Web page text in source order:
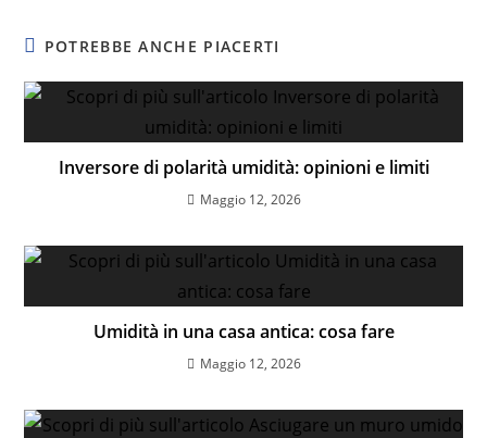
POTREBBE ANCHE PIACERTI
Inversore di polarità umidità: opinioni e limiti
Maggio 12, 2026
Umidità in una casa antica: cosa fare
Maggio 12, 2026